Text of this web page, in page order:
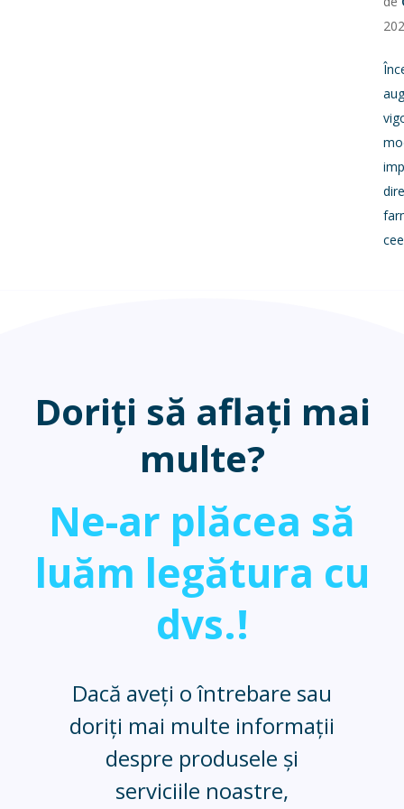
Doriți să aflați mai
multe?
Ne-ar plăcea să
luăm legătura cu
dvs.!
Dacă aveți o întrebare sau
doriți mai multe informații
despre produsele și
serviciile noastre,